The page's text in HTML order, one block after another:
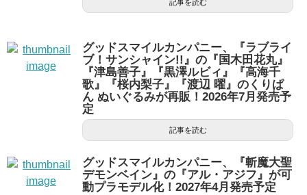
記事を読む
グッドスマイルカンパニー、『ラブライ
ブ！サンシャイン!!』の『国木田花丸』
『津島善子』『黒澤ルビィ』『高海千
歌』『桜内梨子』『渡辺 曜』のくりぱ
ん ぬいぐるみが再販！2026年7月発売予
定
記事を読む
グッドスマイルカンパニー、『斬魔大聖
デモンベイン』の『アル・アジフ』が可
動プラモデル化！2027年4月発売予定